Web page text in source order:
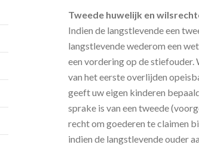
Tweede huwelijk en
Indien de langstlevende een
langstlevende wederom een
een vordering op de
van het eerste overlijden
geeft uw eigen kinderen
sprake is van een tweede
recht om goederen te claimen
indien de langstlevende ouder